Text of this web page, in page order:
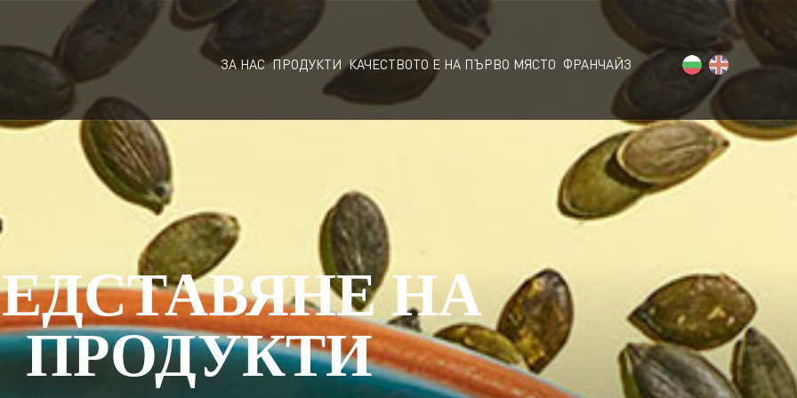
ЗА НАС ПРОДУКТИ КАЧЕСТВОТО Е НА ПЪРВО МЯСТО ФРАНЧАЙЗ
НА
ПРОДУКТИ